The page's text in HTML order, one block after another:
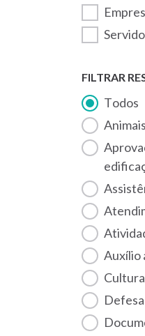
FILTRAR
Todos
Animais
Aprovação e licenciamento de